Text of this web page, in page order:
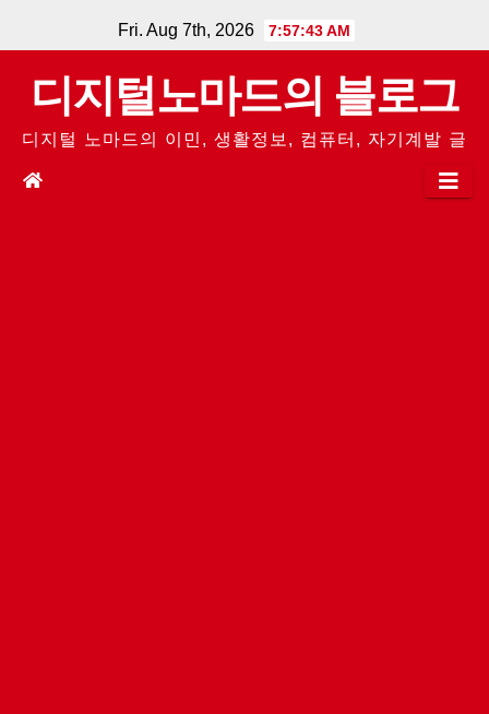
to
content
Fri. Aug 7th, 2026 7:57:44 AM
디지털노마드의 블로그
디지털 노마드의 이민, 생활정보, 컴퓨터, 자기계발 글